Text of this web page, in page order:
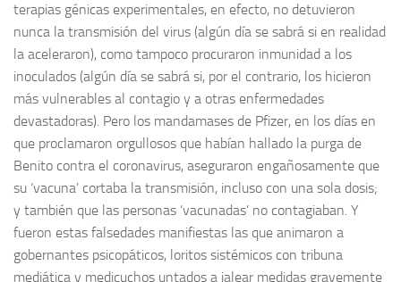
terapias génicas experimentales, en efecto, no detuvieron
nunca la transmisión del virus (algún día se sabrá si en realidad
la aceleraron), como tampoco procuraron inmunidad a los
inoculados (algún día se sabrá si, por el contrario, los hicieron
más vulnerables al contagio y a otras enfermedades
devastadoras). Pero los mandamases de Pfizer, en los días en
que proclamaron orgullosos que habían hallado la purga de
Benito contra el coronavirus, aseguraron engañosamente que
su ‘vacuna’ cortaba la transmisión, incluso con una sola dosis;
y también que las personas ‘vacunadas’ no contagiaban. Y
fueron estas falsedades manifiestas las que animaron a
gobernantes psicopáticos, loritos sistémicos con tribuna
mediática y medicuchos untados a jalear medidas gravemente